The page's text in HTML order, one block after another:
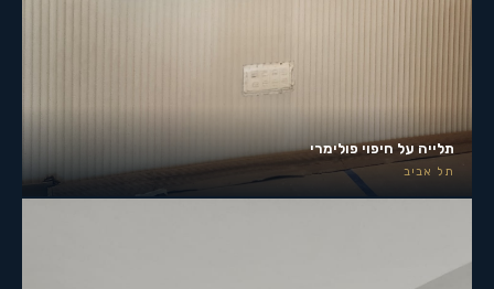
תלייה על חיפוי פולימרי
תל אביב